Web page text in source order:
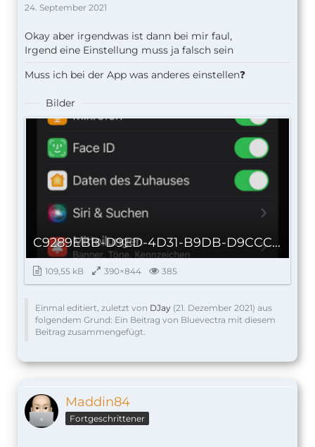
24. September 2021
Okay aber irgendwas ist dann bei mir faul,
Irgend eine Einstellung muss ja falsch sein
Muss ich bei der App was anderes einstellen❓
Bilder
C9289EBB-D9ED-4D31-B9DB-D9CCCB50AB98_autoscaled.png
109,55 kB 390×844 385
Einmal editiert, zuletzt von DJay (21. Dezember 2021) aus
folgendem Grund: Ein Beitrag von Bluevectra mit diesem
Beitrag zusammengefügt.
Maddin84
Fortgeschrittener